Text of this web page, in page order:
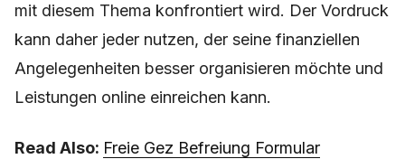
mit diesem Thema konfrontiert wird. Der Vordruck
kann daher jeder nutzen, der seine finanziellen
Angelegenheiten besser organisieren möchte und
Leistungen online einreichen kann.
Read Also: Freie Gez Befreiung Formular